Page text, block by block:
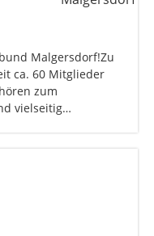
Malgersdorf!Zu
ca. 60 Mitglieder
zum
vielseitig…